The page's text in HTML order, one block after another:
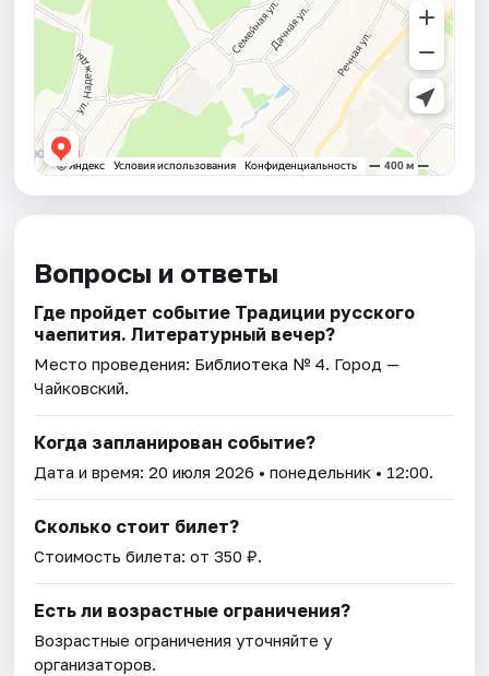
Вопросы и ответы
Где пройдет событие Традиции русского
чаепития. Литературный вечер?
Место проведения: Библиотека № 4. Город —
Чайковский.
Когда запланирован событие?
Дата и время:20 июля 2026 • понедельник • 12:00.
Сколько стоит билет?
Стоимость билета: от 350 ₽.
Есть ли возрастные ограничения?
Возрастные ограничения уточняйте у
организаторов.